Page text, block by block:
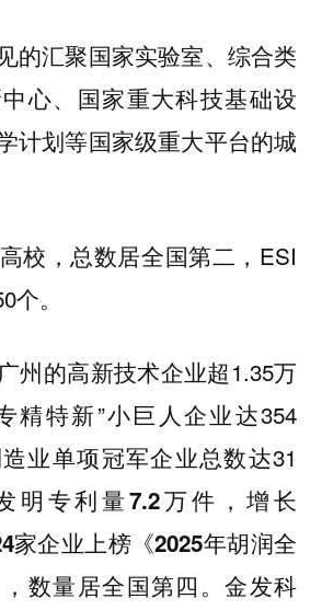
的汇聚国家实验室、综合类
心、国家重大科技基础设
计划等国家级重大平台的城
校，总数居全国第二，ESI
。
州的高新技术企业超1.35万
精特新”小巨人企业达354
业单项冠军企业总数达31
明专利量7.2万件，增长
家企业上榜《2025年胡润全
数量居全国第四。金发科